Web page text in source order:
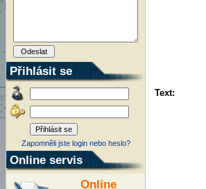
Přihlásit se
Zapomněli jste login nebo heslo?
Online servis
Online
Text: